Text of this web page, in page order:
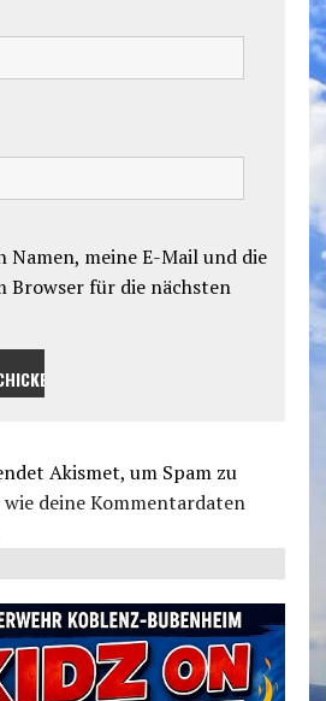
Namen, meine E-Mail und die
Browser für die nächsten
Akismet, um Spam zu
deine Kommentardaten